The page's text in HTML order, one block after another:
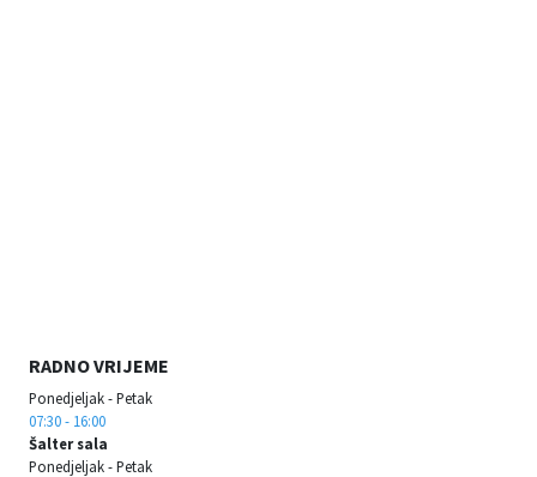
RADNO VRIJEME
Ponedjeljak - Petak
07:30 - 16:00
Šalter sala
Ponedjeljak - Petak